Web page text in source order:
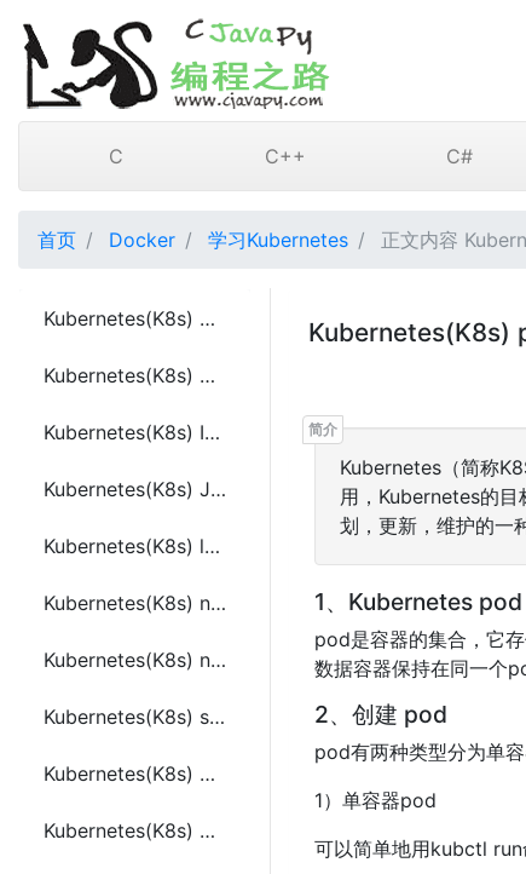
C C++ C#
首页 Docker 学习Kubernetes 正文内容
Kubernetes(K8s) 简介
Kubernetes(K8s) 入门教程
Kubernetes(K8s) Image(镜像)
Kubernetes(K8s) Job(作业)
Kubernetes(K8s) label(标签)和selector(选择器)
Kubernetes(K8s) namespace(命名空间)
Kubernetes(K8s) node(节点)
Kubernetes(K8s) service(服务)
Kubernetes(K8s) pod
Kubernetes(K8s) Replication Controller(RC)
Kubernetes(K8s)
Kubernetes（简称
用，Kubernetes的
划，更新，维护的一
1、Kubernetes pod
pod是容器的集合，它
数据容器保持在同一个
2、创建 pod
pod有两种类型分为单
1）单容器pod
可以简单地用kubctl